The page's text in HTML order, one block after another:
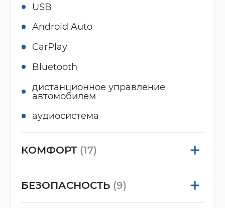
USB
Android Auto
CarPlay
Bluetooth
дистанционное управление
автомобилем
аудиосистема
КОМФОРТ (17)
БЕЗОПАСНОСТЬ (9)